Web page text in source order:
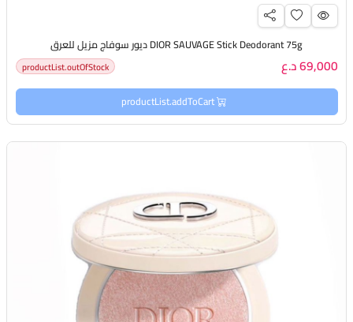
DIOR SAUVAGE Stick Deodorant 75g ديور سوفاج مزيل للعرق
69,000 د.ع productList.outOfStock
productList.addToCart